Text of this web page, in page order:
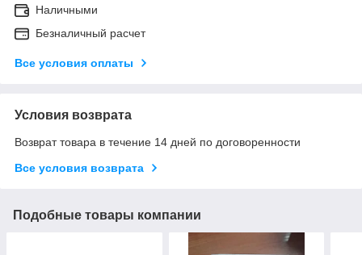
Наличными
Безналичный расчет
Все условия оплаты
Условия возврата
Возврат товара в течение 14 дней по договоренности
Все условия возврата
Подобные товары компании